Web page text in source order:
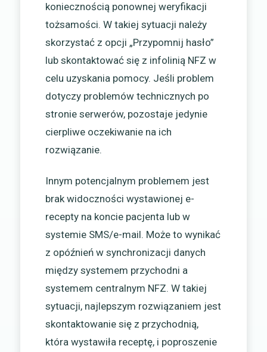
koniecznością ponownej weryfikacji
tożsamości. W takiej sytuacji należy
skorzystać z opcji „Przypomnij hasło”
lub skontaktować się z infolinią NFZ w
celu uzyskania pomocy. Jeśli problem
dotyczy problemów technicznych po
stronie serwerów, pozostaje jedynie
cierpliwe oczekiwanie na ich
rozwiązanie.
Innym potencjalnym problemem jest
brak widoczności wystawionej e-
recepty na koncie pacjenta lub w
systemie SMS/e-mail. Może to wynikać
z opóźnień w synchronizacji danych
między systemem przychodni a
systemem centralnym NFZ. W takiej
sytuacji, najlepszym rozwiązaniem jest
skontaktowanie się z przychodnią,
która wystawiła receptę, i poproszenie